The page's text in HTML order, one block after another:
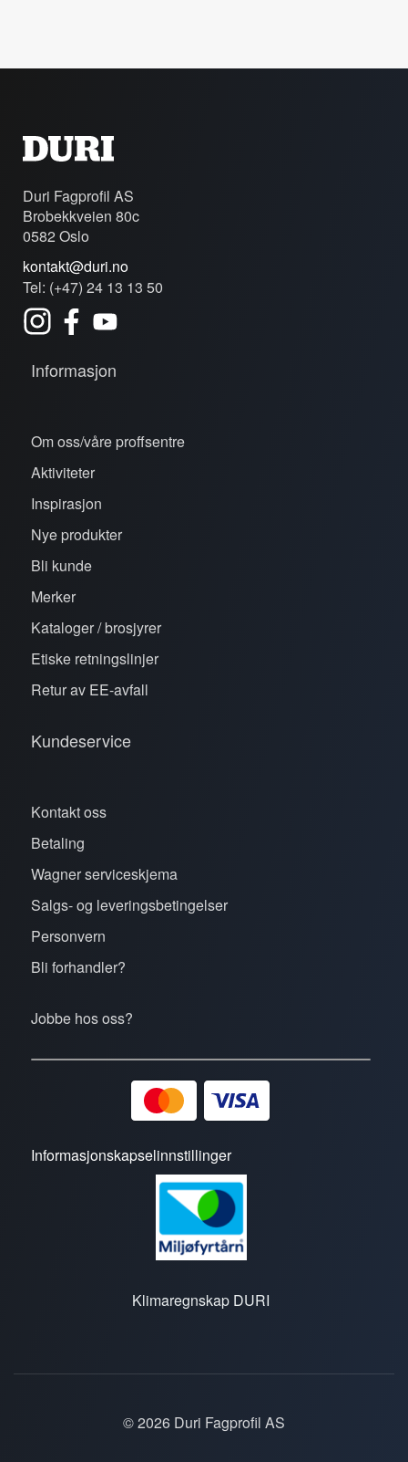
Duri Fagprofil AS
Brobekkveien 80c
0582 Oslo
kontakt@duri.no
Tel: (+47) 24 13 13 50
Informasjon
Om oss/våre proffsentre
Aktiviteter
Inspirasjon
Nye produkter
Bli kunde
Merker
Kataloger / brosjyrer
Etiske retningslinjer
Retur av EE-avfall
Kundeservice
Kontakt oss
Betaling
Wagner serviceskjema
Salgs- og leveringsbetingelser
Personvern
Bli forhandler?
Jobbe hos oss?
Informasjonskapselinnstillinger
Klimaregnskap DURI
© 2026 Duri Fagprofil AS